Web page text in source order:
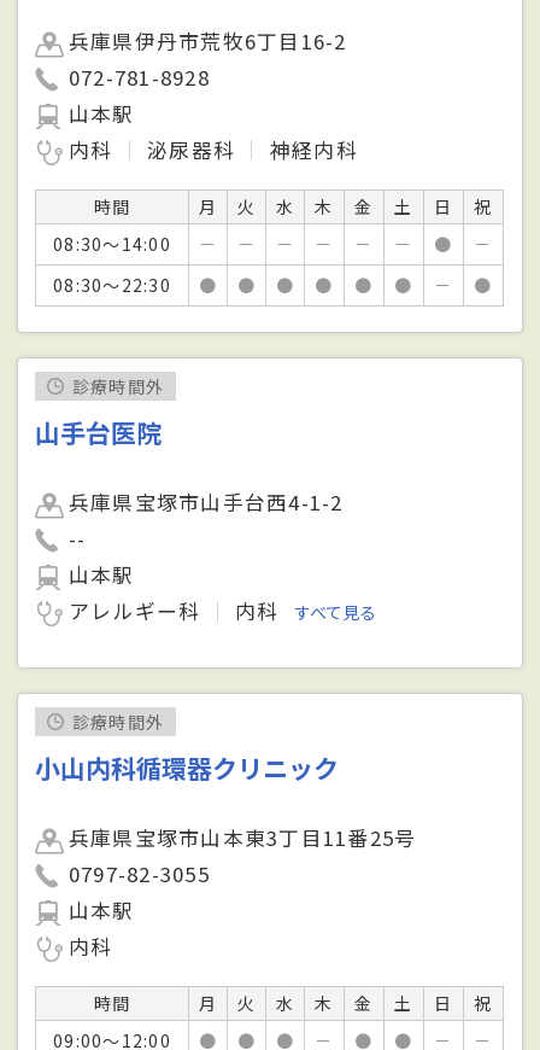
兵庫県伊丹市荒牧6丁目16-2
072-781-8928
山本駅
内科
泌尿器科 神経内科
時間 月 火 水 木 金 土 日
祝
08:30～14:00
－ － － － － － ●
－
08:30～22:30
● ● ● ● ● ● － ●
診療時間外
山手台医院
兵庫県宝塚市山手台西4-1-2
--
山本駅
アレルギー科
内科 すべて見る
診療時間外
小山内科循環器クリニック
兵庫県宝塚市山本東3丁目11番25号
0797-82-3055
山本駅
内科
時間 月 火 水 木 金 土 日
祝
09:00～12:00
● ● ● － ● ● － －